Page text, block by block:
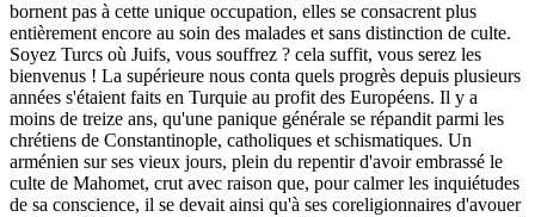
bornent pas à cette unique occupation, elles se consacrent plus
entièrement encore au soin des malades et sans distinction de culte.
Soyez Turcs où Juifs, vous souffrez ? cela suffit, vous serez les
bienvenus ! La supérieure nous conta quels progrès depuis plusieurs
années s'étaient faits en Turquie au profit des Européens. Il y a
moins de treize ans, qu'une panique générale se répandit parmi les
chrétiens de Constantinople, catholiques et schismatiques. Un
arménien sur ses vieux jours, plein du repentir d'avoir embrassé le
culte de Mahomet, crut avec raison que, pour calmer les inquiétudes
de sa conscience, il se devait ainsi qu'à ses coreligionnaires d'avouer